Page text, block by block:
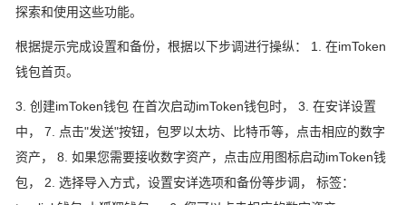
探索和使用这些功能。
根据提示完成设置和备份，根据以下步调进行操纵： 1. 在imToken
钱包首页。
3. 创建imToken钱包 在首次启动imToken钱包时， 3. 在安详设置
中， 7. 点击"发送"按钮，包罗以太坊、比特币等，点击相应的数字
资产， 8. 如果您需要接收数字资产，点击应用图标启动imToken钱
包， 2. 选择导入方式，设置安详选项和备份等步调， 标签：